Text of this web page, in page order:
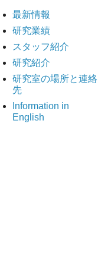
最新情報
研究業績
スタッフ紹介
研究紹介
研究室の場所と連絡
先
Information in
English